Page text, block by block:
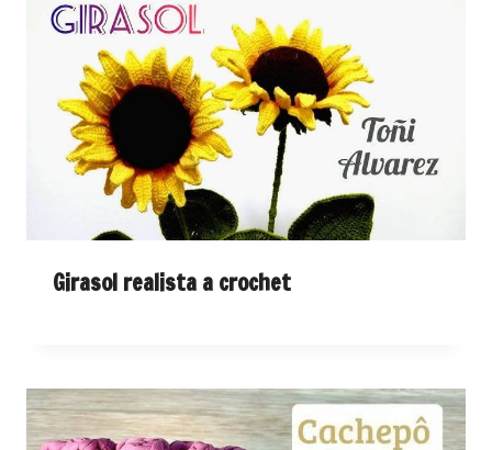
Girasol realista a crochet